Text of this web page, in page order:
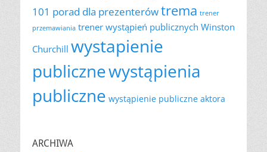
101 porad dla prezenterówtrema trener
przemawiania trener wystąpień publicznych Winston
Churchill wystapienie
publicznewystąpienia
publiczne wystąpienie publiczne aktora
ARCHIWA